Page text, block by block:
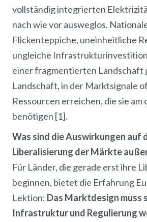
vollständig integrierten
nach wie vor ausweglos.
Flickenteppiche, uneinheitliche
ungleiche
einer fragmentierten
Landschaft, in der Marktsignale
Ressourcen erreichen, die sie
benötigen [1].
Was sind die Auswirkungen auf
Liberalisierung der Märkte
Für Länder, die gerade erst ihre
beginnen, bietet die Erfahrung
Lektion: Das Marktdesign muss
Infrastruktur und Regulierung